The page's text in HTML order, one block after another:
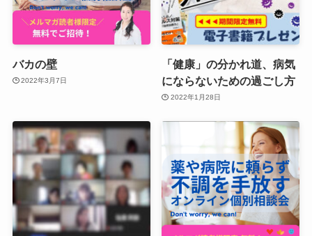
バカの壁
2022年3月7日
「健康」の分かれ道、病気
にならないための過ごし方
2022年1月28日